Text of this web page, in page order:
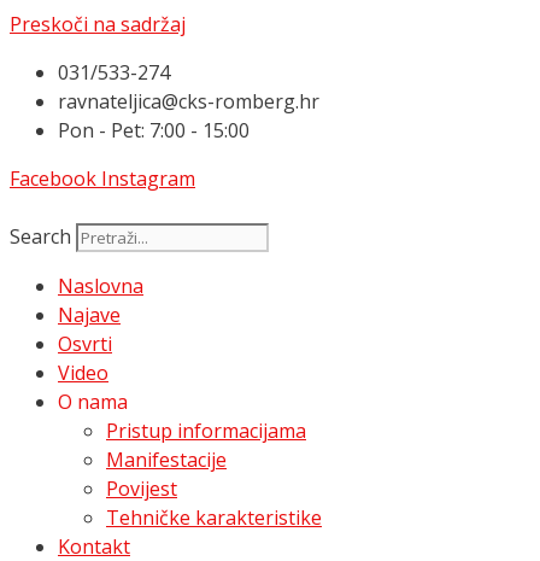
Preskoči na sadržaj
031/533-274
ravnateljica@cks-romberg.hr
Pon - Pet: 7:00 - 15:00
Facebook Instagram
Search
Naslovna
Najave
Osvrti
Video
O nama
Pristup informacijama
Manifestacije
Povijest
Tehničke karakteristike
Kontakt